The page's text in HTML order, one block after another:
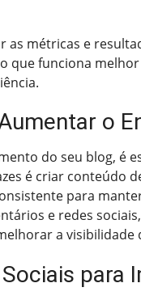
as métricas e
que funciona
o
do seu blog, é
é criar conteúdo
para
e redes
a
para